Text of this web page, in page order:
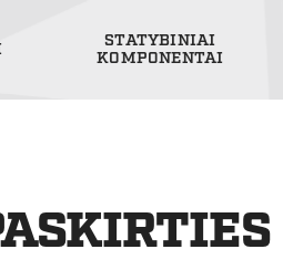
STATYBINIAI
KOMPONENTAI